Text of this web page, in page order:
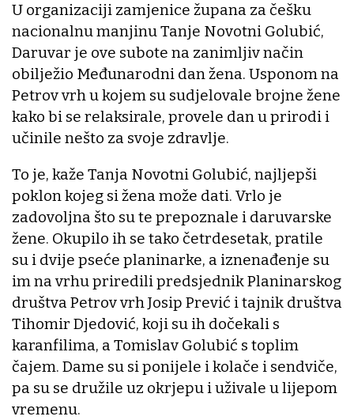
U organizaciji zamjenice župana za češku
nacionalnu manjinu Tanje Novotni Golubić,
Daruvar je ove subote na zanimljiv način
obilježio Međunarodni dan žena. Usponom na
Petrov vrh u kojem su sudjelovale brojne žene
kako bi se relaksirale, provele dan u prirodi i
učinile nešto za svoje zdravlje.
To je, kaže Tanja Novotni Golubić, najljepši
poklon kojeg si žena može dati. Vrlo je
zadovoljna što su te prepoznale i daruvarske
žene. Okupilo ih se tako četrdesetak, pratile
su i dvije pseće planinarke, a iznenađenje su
im na vrhu priredili predsjednik Planinarskog
društva Petrov vrh Josip Prević i tajnik društva
Tihomir Djedović, koji su ih dočekali s
karanfilima, a Tomislav Golubić s toplim
čajem. Dame su si ponijele i kolače i sendviče,
pa su se družile uz okrjepu i uživale u lijepom
vremenu.